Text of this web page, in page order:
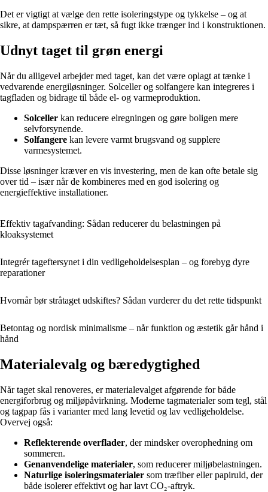
Det er vigtigt at vælge den rette isoleringstype og tykkelse – og at
sikre, at dampspærren er tæt, så fugt ikke trænger ind i konstruktionen.
Udnyt taget til grøn energi
Når du alligevel arbejder med taget, kan det være oplagt at tænke i
vedvarende energiløsninger. Solceller og solfangere kan integreres i
tagfladen og bidrage til både el- og varmeproduktion.
Solceller kan reducere elregningen og gøre boligen mere
selvforsynende.
Solfangere kan levere varmt brugsvand og supplere
varmesystemet.
Disse løsninger kræver en vis investering, men de kan ofte betale sig
over tid – især når de kombineres med en god isolering og
energieffektive installationer.
Effektiv tagafvanding: Sådan reducerer du belastningen på
kloaksystemet
Integrér tageftersynet i din vedligeholdelsesplan – og forebyg dyre
reparationer
Hvornår bør stråtaget udskiftes? Sådan vurderer du det rette tidspunkt
Betontag og nordisk minimalisme – når funktion og æstetik går hånd i
hånd
Materialevalg og bæredygtighed
Når taget skal renoveres, er materialevalget afgørende for både
energiforbrug og miljøpåvirkning. Moderne tagmaterialer som tegl, stål
og tagpap fås i varianter med lang levetid og lav vedligeholdelse.
Overvej også:
Reflekterende overflader, der mindsker overophedning om
sommeren.
Genanvendelige materialer, som reducerer miljøbelastningen.
Naturlige isoleringsmaterialer som træfiber eller papiruld, der
både isolerer effektivt og har lavt CO₂-aftryk.